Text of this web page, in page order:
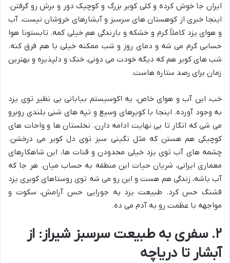
ایران جا خوش کرده و کلی کویر بزرگ و کوچیک دور و برش رو گرفتن.
اینجا خبری از کوهستان های سرسبز و آبشارهای خروشان نیست. آب
و هوای یزد کاملاً گرم و خشکه و بارندگی هم خیلی کمه. تابستونا هوا
حسابی گرم می شه و دمای روز و شب ممکنه خیلی با هم فرق کنه.
شب های کویر هم که دیگه خودت می دونی، خنک و دلپذیره و بهترین
زمان برای رصد ستاره هاست.
خب، این آب و هوای خاص، یه اکوسیستم بیابانی بی نظیر توی یزد
به وجود آورده. اینجا با کویرهای وسیع و تپه های شنی بلندی روبرو
می شی که انگار تا بی نهایت ادامه دارن. نخلستان ها و واحات های
کوچیکی هم هستن که مثل نگینی سبز توی دل کویر می درخشن.
چشمه های آب توی یزد خیلی محدودن و قنات ها، این شاهکارهای
معماری ایرانی، شریان حیات این منطقه به حساب میان. هر جا که
آب باشه، زندگی هم هست و این رو می شه توی روستاهای کویری یزد
قشنگ حس کرد. طبیعت یزد یه جورایی حس آرامش، سکوت و
مواجهه با عظمت رو به آدم می ده.
۲. سفری به طبیعت سرسبز شیراز: از
آبشار تا دریاچه